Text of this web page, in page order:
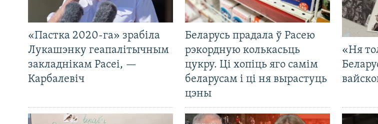
«Пастка 2020-га» зрабіла
Лукашэнку геапалітычным
закладнікам Расеі, —
Карбалевіч
Беларусь прадала ў Расею
рэкордную колькасьць
цукру. Ці хопіць яго самім
беларусам і ці ня вырастуць
цэны
«Ня